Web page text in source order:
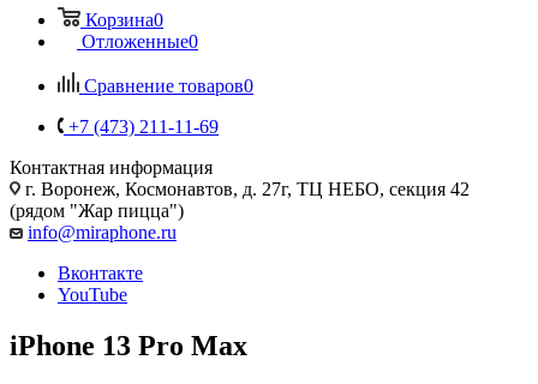
Корзина0
Отложенные0
Сравнение товаров0
+7 (473) 211-11-69
Контактная информация
г. Воронеж, Космонавтов, д. 27г, ТЦ НЕБО, секция 42
(рядом "Жар пицца")
info@miraphone.ru
Вконтакте
YouTube
iPhone 13 Pro Max